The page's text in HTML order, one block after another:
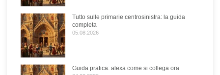
Tutto sulle primarie centrosinistra: la guida
completa
05.08.2026
Guida pratica: alexa come si collega ora